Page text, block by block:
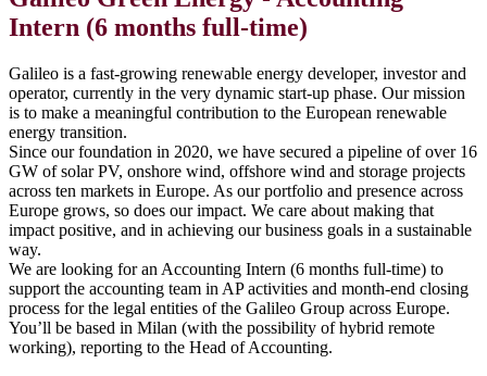
Intern (6 months full-time)
Galileo is a fast-growing renewable energy developer, investor and
operator, currently in the very dynamic start-up phase. Our mission
is to make a meaningful contribution to the European renewable
energy transition.
Since our foundation in 2020, we have secured a pipeline of over 16
GW of solar PV, onshore wind, offshore wind and storage projects
across ten markets in Europe. As our portfolio and presence across
Europe grows, so does our impact. We care about making that
impact positive, and in achieving our business goals in a sustainable
way.
We are looking for an Accounting Intern (6 months full-time) to
support the accounting team in AP activities and month-end closing
process for the legal entities of the Galileo Group across Europe.
You’ll be based in Milan (with the possibility of hybrid remote
working), reporting to the Head of Accounting.